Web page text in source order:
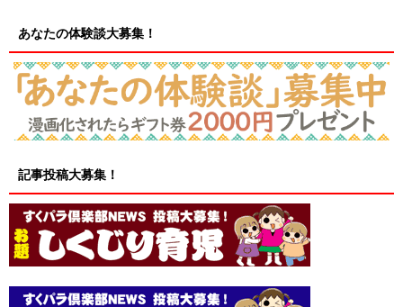
あなたの体験談大募集！
記事投稿大募集！